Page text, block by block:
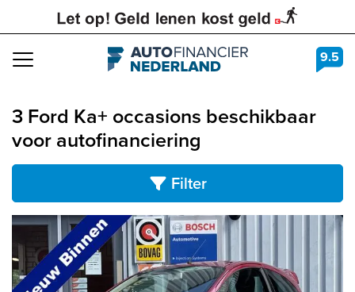
Navigation 9.5
3 Ford Ka+ occasions beschikbaar
voor autofinanciering
Filter